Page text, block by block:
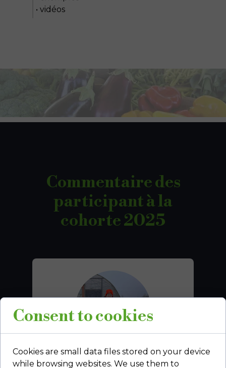
• vidéos
Commentaire des
participant à la
cohorte 2025
Consent to cookies
Cookies are small data files stored on your device
while browsing websites. We use them to